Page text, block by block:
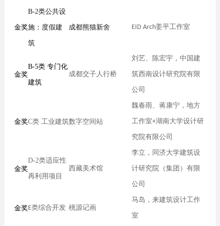
金奖
B-2类公共设
施：度假建
筑
成都熊猫新舍 EID Arch姜平工作室
金奖
B-5类 专门化
建筑
成都交子人行桥
刘艺、陈宏宇 ， 中国建
筑西南设计研究院有限
公司
金奖C类 工业建筑数字空间站
魏春雨、 蒋康宁， 地方
工作室+湖南大学设计研
究院有限公司
金奖
D-2类适应性
再利用项目
西藏美术馆
李立，同济大学建筑设
计研究院（集团）有限
公司
金奖 E类综合开发 桃源记画
马岛，来建筑设计工作
室